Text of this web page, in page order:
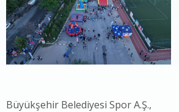
Büyükşehir Belediyesi Spor A.Ş.,